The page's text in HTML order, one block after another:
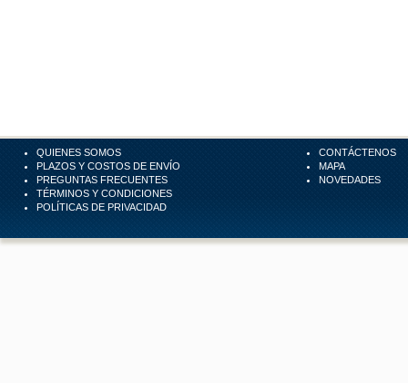
QUIENES SOMOS
PLAZOS Y COSTOS DE ENVÍO
PREGUNTAS FRECUENTES
TÉRMINOS Y CONDICIONES
POLÍTICAS DE PRIVACIDAD
CONTÁCTENOS
MAPA
NOVEDADES